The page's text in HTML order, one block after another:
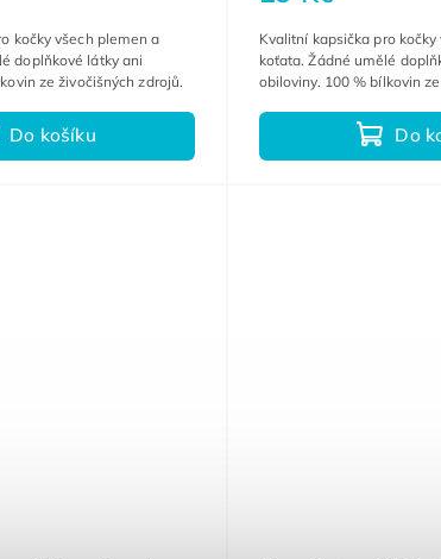
Do košíku
kočky všech plemen a
doplňkové látky ani
ze živočišných zdrojů.
Do
Kvalitní kapsička pro
koťata. Žádné umělé
obiloviny. 100 % bílkovin